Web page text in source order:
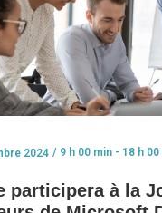
2024 / 9 h 00 min - 18 h
participera à la